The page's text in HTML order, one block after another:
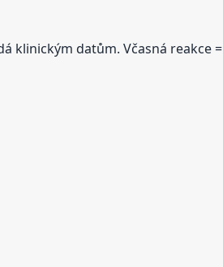
klinickým datům. Včasná reakce =